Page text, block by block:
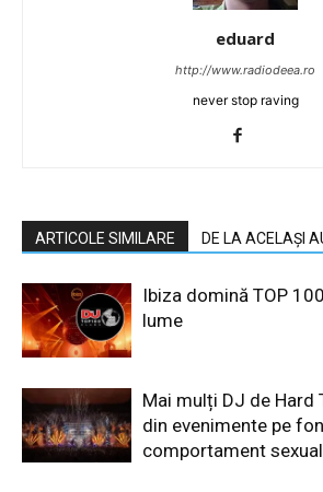
eduard
http://www.radiodeea.ro
never stop raving
ARTICOLE SIMILARE DE LA ACELAȘI
Ibiza domină TOP
lume
Mai mulți DJ de Hard
din evenimente pe
comportament